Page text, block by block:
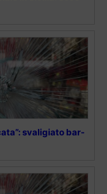
svaligiato bar-